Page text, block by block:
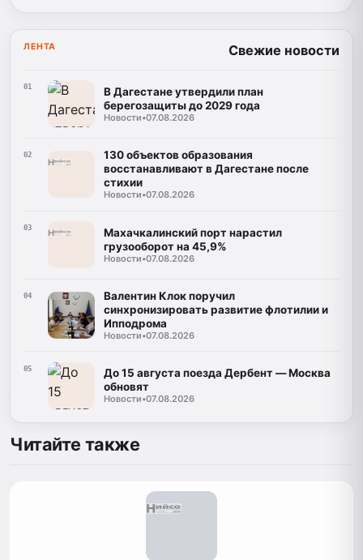
ЛЕНТА Свежие новости
01
В Дагестане утвердили план
берегозащиты до 2029 года
Новости•07.08.2026
02
130 объектов образования
восстанавливают в Дагестане после
стихии
Новости•07.08.2026
03
Махачкалинский порт нарастил
грузооборот на 45,9%
Новости•07.08.2026
04
Валентин Клок поручил
синхронизировать развитие флотилии и
Ипподрома
Новости•07.08.2026
05
До 15 августа поезда Дербент — Москва
обновят
Новости•07.08.2026
Читайте также